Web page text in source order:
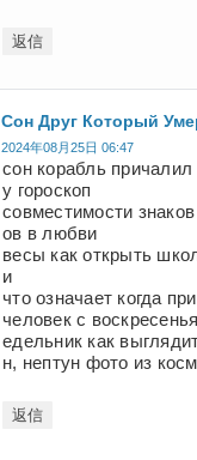
返信
Сон Друг Который
2024年08月25日 06:47
сон корабль причалил
у гороскоп
совместимости
ов в любви
весы как открыть
и
что означает когда
человек с
едельник как
н, нептун фото из
返信